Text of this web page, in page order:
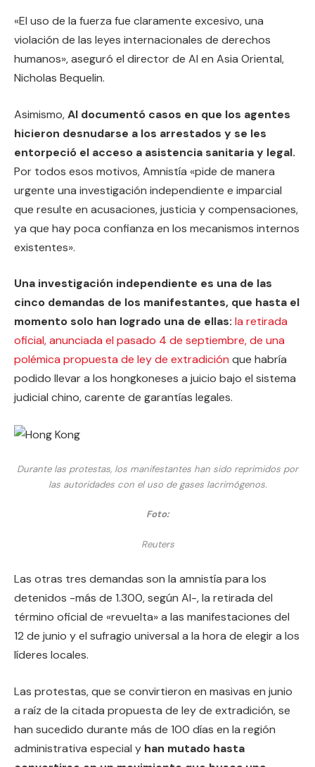
«El uso de la fuerza fue claramente excesivo, una
violación de las leyes internacionales de derechos
humanos», aseguró el director de AI en Asia Oriental,
Nicholas Bequelin.
Asimismo,AI documentó casos en que los agentes
hicieron desnudarse a los arrestados y se les
entorpeció el acceso a asistencia sanitaria y legal.
Por todos esos motivos, Amnistía «pide de manera
urgente una investigación independiente e imparcial
que resulte en acusaciones, justicia y compensaciones,
ya que hay poca confianza en los mecanismos internos
existentes».
Una investigación independiente es una de las
cinco demandas de los manifestantes, que hasta el
momento solo han logrado una de ellas: la retirada
oficial, anunciada el pasado 4 de septiembre, de una
polémica propuesta de ley de extradición que habría
podido llevar a los hongkoneses a juicio bajo el sistema
judicial chino, carente de garantías legales.
Durante las protestas, los manifestantes han sido reprimidos por
las autoridades con el uso de gases lacrimógenos.
Foto:
Reuters
Las otras tres demandas son la amnistía para los
detenidos -más de 1.300, según AI-, la retirada del
término oficial de «revuelta» a las manifestaciones del
12 de junio y el sufragio universal a la hora de elegir a los
líderes locales.
Las protestas, que se convirtieron en masivas en junio
a raíz de la citada propuesta de ley de extradición, se
han sucedido durante más de 100 días en la región
administrativa especial y han mutado hasta